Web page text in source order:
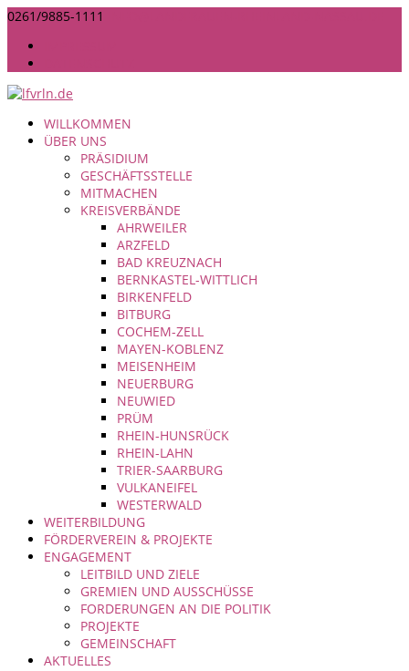
0261/9885-1111
WILLKOMMEN
ÜBER UNS
PRÄSIDIUM
GESCHÄFTSSTELLE
MITMACHEN
KREISVERBÄNDE
AHRWEILER
ARZFELD
BAD KREUZNACH
BERNKASTEL-WITTLICH
BIRKENFELD
BITBURG
COCHEM-ZELL
MAYEN-KOBLENZ
MEISENHEIM
NEUERBURG
NEUWIED
PRÜM
RHEIN-HUNSRÜCK
RHEIN-LAHN
TRIER-SAARBURG
VULKANEIFEL
WESTERWALD
WEITERBILDUNG
FÖRDERVEREIN & PROJEKTE
ENGAGEMENT
LEITBILD UND ZIELE
GREMIEN UND AUSSCHÜSSE
FORDERUNGEN AN DIE POLITIK
PROJEKTE
GEMEINSCHAFT
AKTUELLES